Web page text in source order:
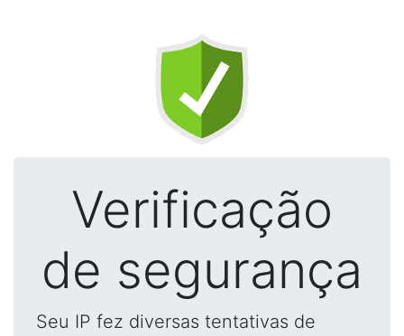
Verificação
de segurança
Seu IP fez diversas tentativas de